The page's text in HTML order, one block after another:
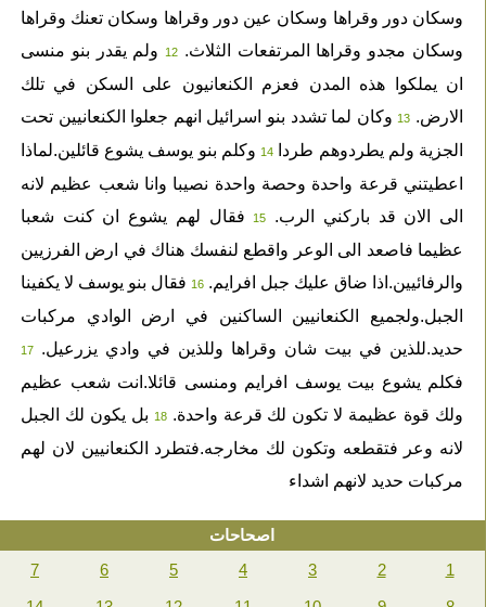
وسكان دور وقراها وسكان عين دور وقراها وسكان تعنك وقراها
وسكان مجدو وقراها المرتفعات الثلاث. 12ولم يقدر بنو منسى
ان يملكوا هذه المدن فعزم الكنعانيون على السكن في تلك
الارض. 13وكان لما تشدد بنو اسرائيل انهم جعلوا الكنعانيين تحت
الجزية ولم يطردوهم طردا
14وكلم بنو يوسف يشوع قائلين.لماذا
اعطيتني قرعة واحدة وحصة واحدة نصيبا وانا شعب عظيم لانه
الى الان قد باركني الرب.
15فقال لهم يشوع ان كنت شعبا
عظيما فاصعد الى الوعر واقطع لنفسك هناك في ارض الفرزيين
والرفائيين.اذا ضاق عليك جبل افرايم. 16فقال بنو يوسف لا يكفينا
الجبل.ولجميع الكنعانيين الساكنين في ارض الوادي مركبات
حديد.للذين في بيت شان وقراها وللذين في وادي يزرعيل.
17
فكلم يشوع بيت يوسف افرايم ومنسى قائلا.انت شعب عظيم
ولك قوة عظيمة لا تكون لك قرعة واحدة. 18بل يكون لك الجبل
لانه وعر فتقطعه وتكون لك مخارجه.فتطرد الكنعانيين لان لهم
مركبات حديد لانهم اشداء
اصحاحات
1
2
3
4
5
6
7